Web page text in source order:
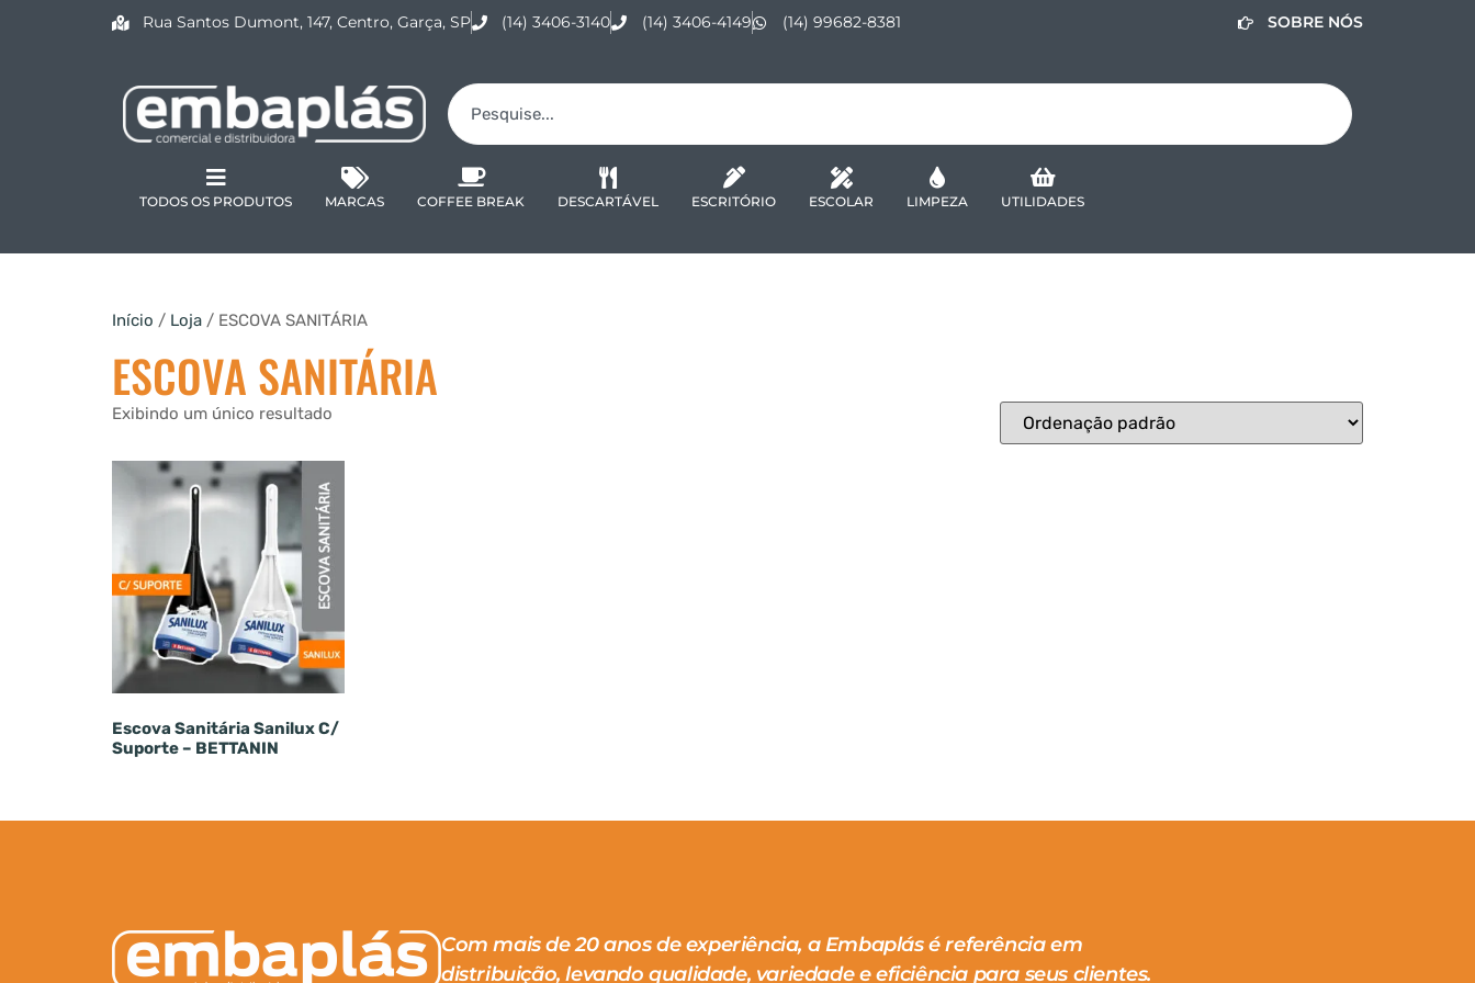
Rua Santos Dumont, 147, Centro, Garça, SP (14) 3406-3140 (14) 3406-4149 (14) 99682-8381 SOBRE NÓS
TODOS OS PRODUTOS MARCAS COFFEE BREAK DESCARTÁVEL ESCRITÓRIO ESCOLAR LIMPEZA UTILIDADES
Início / Loja / ESCOVA SANITÁRIA
ESCOVA SANITÁRIA
Exibindo um único resultado
Escova Sanitária Sanilux C/
Suporte – BETTANIN
Com mais de 20 anos de experiência, a Embaplás é referência em
distribuição, levando qualidade, variedade e eficiência para seus clientes.